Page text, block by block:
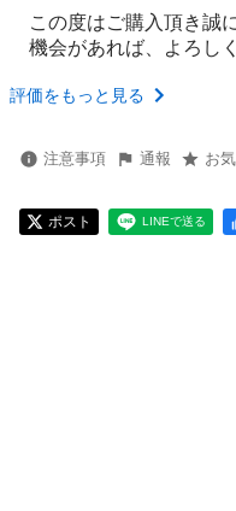
この度はご購入頂き誠
機会があれば、よろし
評価をもっと見る
注意事項 通報 お
ポスト LINEで送る